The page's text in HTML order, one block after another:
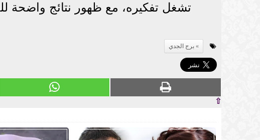
تشغل تفكيره، مع ظهور نتائج واضحة
برج الجدي
⇧